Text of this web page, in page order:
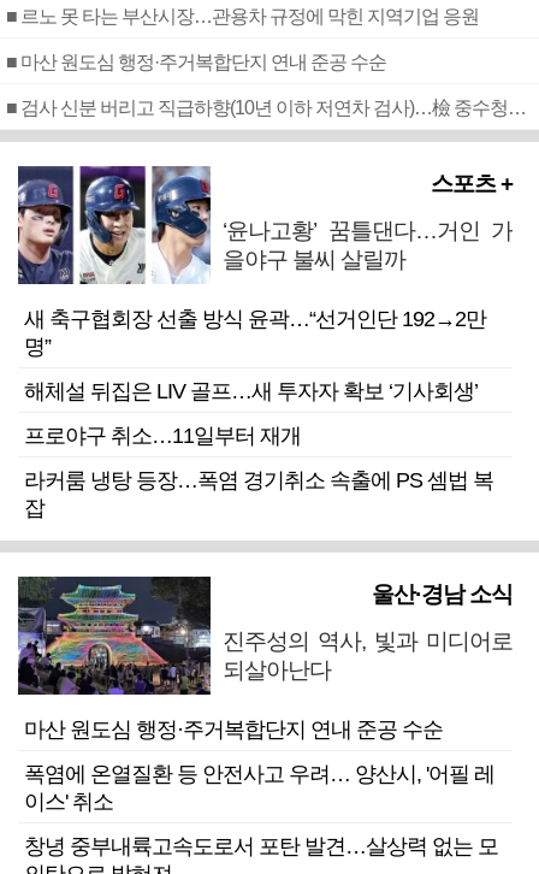
■ 르노 못 타는 부산시장…관용차 규정에 막힌 지역기업 응원
■ 마산 원도심 행정·주거복합단지 연내 준공 수순
■ 검사 신분 버리고 직급하향(10년 이하 저연차 검사)…檢 중수청행 기피
스포츠 +
‘윤나고황’ 꿈틀댄다…거인 가
을야구 불씨 살릴까
새 축구협회장 선출 방식 윤곽…“선거인단 192→2만
명”
해체설 뒤집은 LIV 골프…새 투자자 확보 ‘기사회생’
프로야구 취소…11일부터 재개
라커룸 냉탕 등장…폭염 경기취소 속출에 PS 셈법 복
잡
울산·경남 소식
진주성의 역사, 빛과 미디어로
되살아난다
마산 원도심 행정·주거복합단지 연내 준공 수순
폭염에 온열질환 등 안전사고 우려… 양산시, '어필 레
이스' 취소
창녕 중부내륙고속도로서 포탄 발견…살상력 없는 모